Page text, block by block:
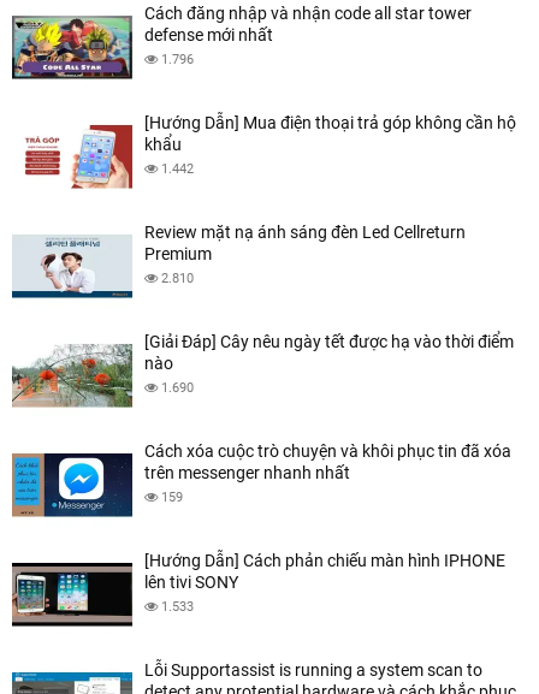
Cách đăng nhập và nhận code all star tower
defense mới nhất
1.796
[Hướng Dẫn] Mua điện thoại trả góp không cần hộ
khẩu
1.442
Review mặt nạ ánh sáng đèn Led Cellreturn
Premium
2.810
[Giải Đáp] Cây nêu ngày tết được hạ vào thời điểm
nào
1.690
Cách xóa cuộc trò chuyện và khôi phục tin đã xóa
trên messenger nhanh nhất
159
[Hướng Dẫn] Cách phản chiếu màn hình IPHONE
lên tivi SONY
1.533
Lỗi Supportassist is running a system scan to